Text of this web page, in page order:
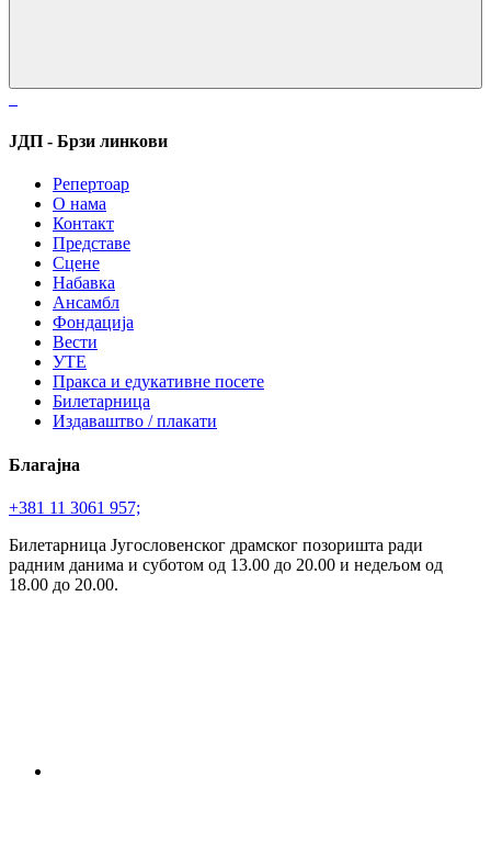
ЈДП - Брзи линкови
Репертоар
О нама
Контакт
Представе
Сцене
Набавка
Ансамбл
Фондација
Вести
УТЕ
Пракса и едукативне посете
Билетарница
Издаваштво / плакати
Благајна
+381 11 3061 957;
Билетарница Југословенског драмског позоришта ради
радним данима и суботом од 13.00 до 20.00 и недељом од
18.00 до 20.00.